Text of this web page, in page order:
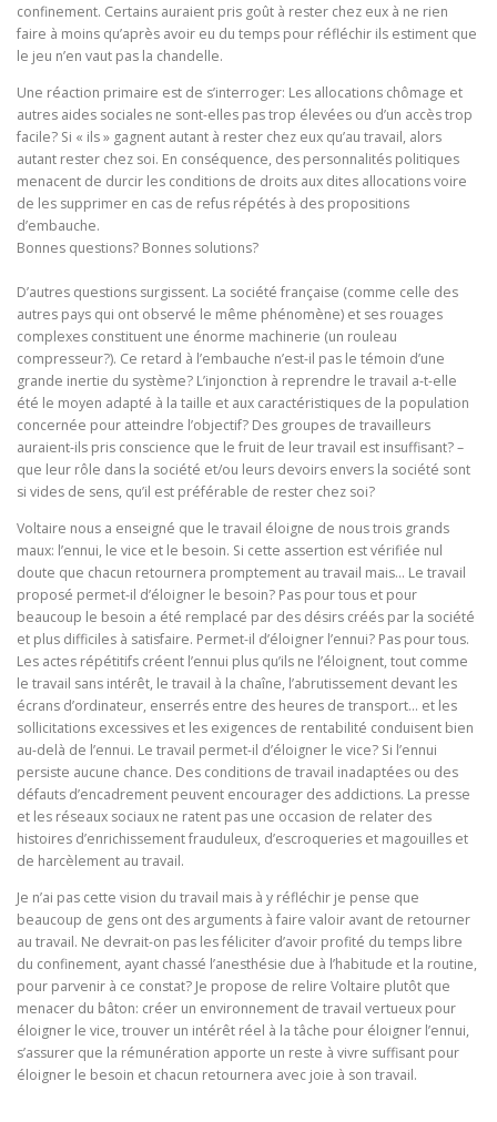
confinement. Certains auraient pris goût à rester chez eux à ne rien
faire à moins qu’après avoir eu du temps pour réfléchir ils estiment que
le jeu n’en vaut pas la chandelle.
Une réaction primaire est de s’interroger: Les allocations chômage et
autres aides sociales ne sont-elles pas trop élevées ou d’un accès trop
facile? Si « ils » gagnent autant à rester chez eux qu’au travail, alors
autant rester chez soi. En conséquence, des personnalités politiques
menacent de durcir les conditions de droits aux dites allocations voire
de les supprimer en cas de refus répétés à des propositions
d’embauche.
Bonnes questions? Bonnes solutions?
D’autres questions surgissent. La société française (comme celle des
autres pays qui ont observé le même phénomène) et ses rouages
complexes constituent une énorme machinerie (un rouleau
compresseur?). Ce retard à l’embauche n’est-il pas le témoin d’une
grande inertie du système? L’injonction à reprendre le travail a-t-elle
été le moyen adapté à la taille et aux caractéristiques de la population
concernée pour atteindre l’objectif? Des groupes de travailleurs
auraient-ils pris conscience que le fruit de leur travail est insuffisant? –
que leur rôle dans la société et/ou leurs devoirs envers la société sont
si vides de sens, qu’il est préférable de rester chez soi?
Voltaire nous a enseigné que le travail éloigne de nous trois grands
maux: l’ennui, le vice et le besoin. Si cette assertion est vérifiée nul
doute que chacun retournera promptement au travail mais… Le travail
proposé permet-il d’éloigner le besoin? Pas pour tous et pour
beaucoup le besoin a été remplacé par des désirs créés par la société
et plus difficiles à satisfaire. Permet-il d’éloigner l’ennui? Pas pour tous.
Les actes répétitifs créent l’ennui plus qu’ils ne l’éloignent, tout comme
le travail sans intérêt, le travail à la chaîne, l’abrutissement devant les
écrans d’ordinateur, enserrés entre des heures de transport… et les
sollicitations excessives et les exigences de rentabilité conduisent bien
au-delà de l’ennui. Le travail permet-il d’éloigner le vice? Si l’ennui
persiste aucune chance. Des conditions de travail inadaptées ou des
défauts d’encadrement peuvent encourager des addictions. La presse
et les réseaux sociaux ne ratent pas une occasion de relater des
histoires d’enrichissement frauduleux, d’escroqueries et magouilles et
de harcèlement au travail.
Je n’ai pas cette vision du travail mais à y réfléchir je pense que
beaucoup de gens ont des arguments à faire valoir avant de retourner
au travail. Ne devrait-on pas les féliciter d’avoir profité du temps libre
du confinement, ayant chassé l’anesthésie due à l’habitude et la routine,
pour parvenir à ce constat? Je propose de relire Voltaire plutôt que
menacer du bâton: créer un environnement de travail vertueux pour
éloigner le vice, trouver un intérêt réel à la tâche pour éloigner l’ennui,
s’assurer que la rémunération apporte un reste à vivre suffisant pour
éloigner le besoin et chacun retournera avec joie à son travail.